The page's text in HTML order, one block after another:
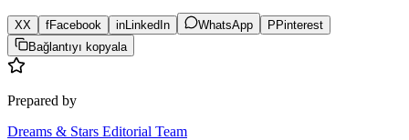
XX fFacebook inLinkedIn WhatsApp PPinterest
Bağlantıyı kopyala
Prepared by
Dreams & Stars Editorial Team